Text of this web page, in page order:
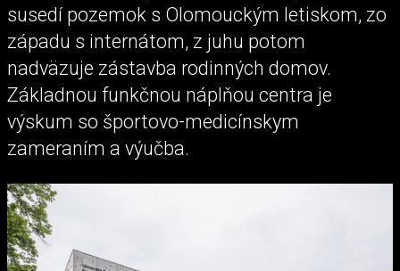
susedí pozemok s Olomouckým letiskom, zo
západu s internátom, z juhu potom
nadväzuje zástavba rodinných domov.
Základnou funkčnou náplňou centra je
výskum so športovo-medicínskym
zameraním a výučba.